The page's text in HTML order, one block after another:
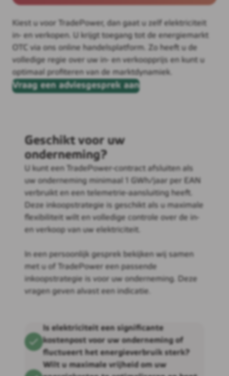
Kiest u voor TradePower, dan gaat u zelf elektriciteit
in- en verkopen. U krijgt toegang tot de energiemarkt
OTC via ons online handelsplatform. Zo heeft u de
volledige regie over uw in- en verkoopprijs en kunt u
optimaal profiteren van de marktdynamiek.
Vraag een adviesgesprek aan
Geschikt voor uw
onderneming?
U kunt een TradePower-contract afsluiten als
uw onderneming minimaal 1 GWh/jaar per EAN
verbruikt en een telemetrie-aansluiting heeft.
Deze inkoopstrategie is geschikt als u maximale
flexibiliteit wilt en volledige controle over de in-
en verkoop van uw elektriciteit.
In een persoonlijk gesprek bekijken wij samen
met u of TradePower een passende
inkoopstrategie is voor uw onderneming. Deze
vragen geven alvast een indicatie.
Is elektriciteit een significante
kostenpost voor uw onderneming of
fluctueert het energieverbruik sterk?
Wilt u maximale vrijheid om uw